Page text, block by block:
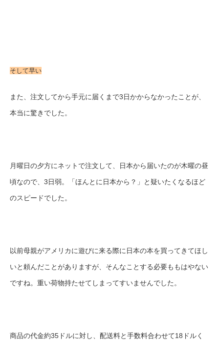
そして早い
また、注文してから手元に届くまで3日かからなかったことが、
本当に驚きでした。
月曜日の夕方にネットで注文して、日本から届いたのが木曜の昼
頃なので、3日弱。「ほんとに日本から？」と疑いたくなるほど
のスピードでした。
以前母親がアメリカに遊びに来る際に日本の本を買ってきてほし
いと頼んだことがありますが、そんなことする必要ももはやない
ですね。重い荷物持たせてしまってすいませんでした。
商品の代金約35ドルに対し、配送料と手数料合わせて18ドルく